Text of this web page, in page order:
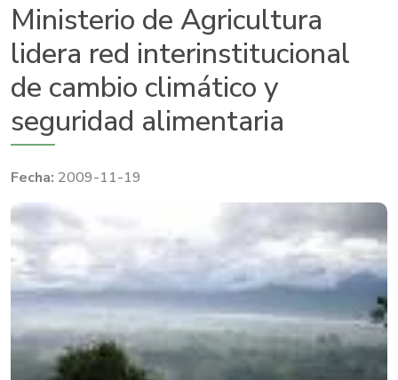
Ministerio de Agricultura
lidera red interinstitucional
de cambio climático y
seguridad alimentaria
2009-11-19